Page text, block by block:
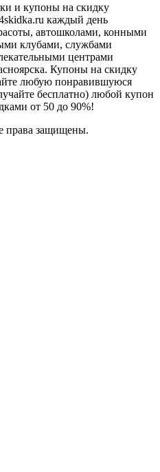
и купоны на скидку
каждый день
автошколами, конными
клубами, службами
центрами
Купоны на скидку
любую понравившуюся
бесплатно) любой купон
от 50 до 90%!
права защищены.